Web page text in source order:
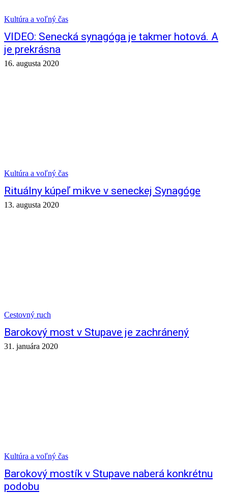
Kultúra a voľný čas
VIDEO: Senecká synagóga je takmer hotová. A
je prekrásna
16. augusta 2020
Kultúra a voľný čas
Rituálny kúpeľ mikve v seneckej Synagóge
13. augusta 2020
Cestovný ruch
Barokový most v Stupave je zachránený
31. januára 2020
Kultúra a voľný čas
Barokový mostík v Stupave naberá konkrétnu
podobu